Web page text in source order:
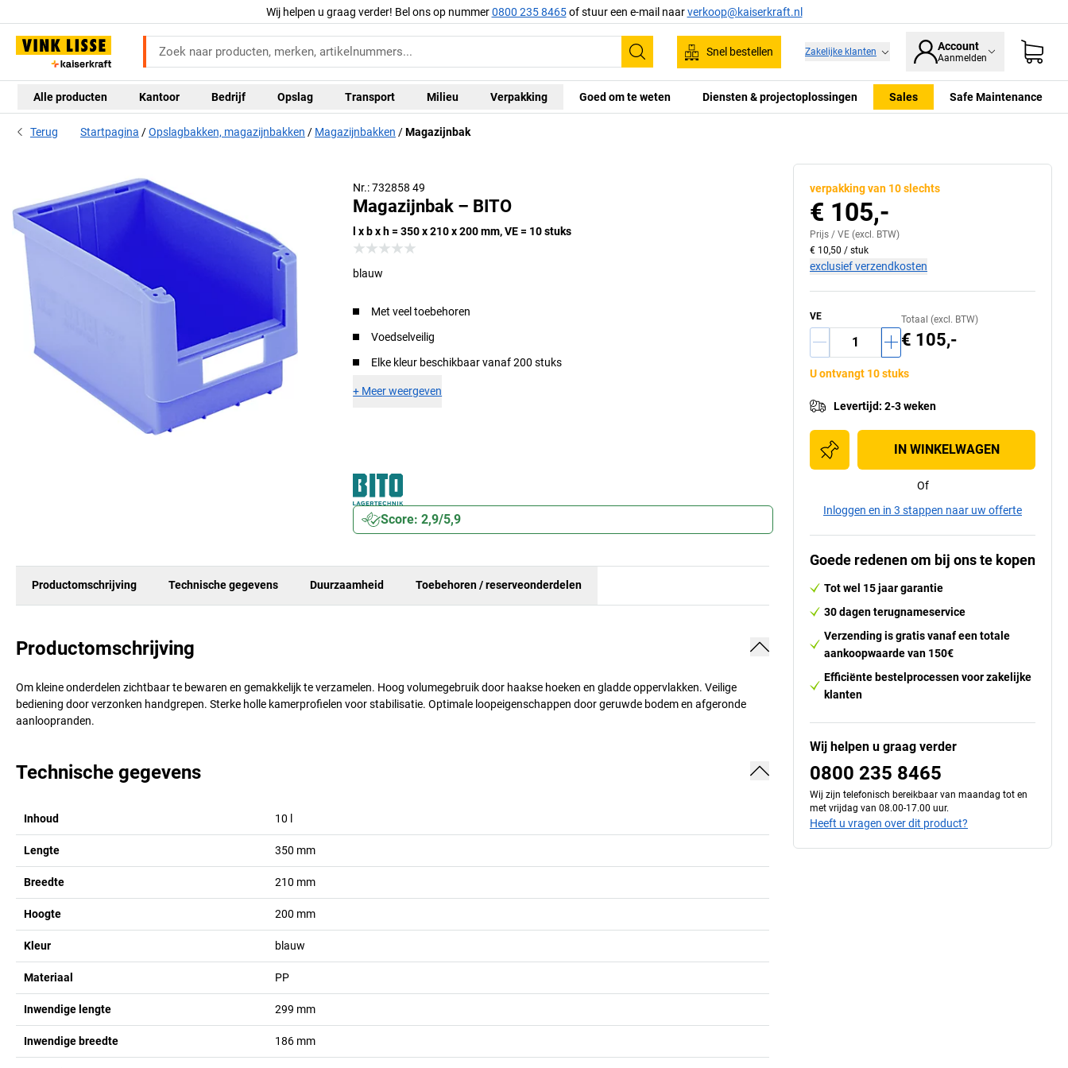
Wij helpen u graag verder! Bel ons op nummer0800 235 8465of stuur een e-mail naarverkoop@kaiserkraft.nl
Zoeken
Snel bestellen Zakelijke klanten Account
Aanmelden
Alle producten Kantoor Bedrijf Opslag Transport Milieu Verpakking Goed om te weten Diensten & projectoplossingen Sales Safe Maintenance
Terug Startpagina Opslagbakken, magazijnbakken Magazijnbakken Magazijnbak
Nr.: 732858 49
Magazijnbak – BITO
l x b x h = 350 x 210 x 200 mm, VE = 10 stuks
blauw
Met veel toebehoren
Voedselveilig
Elke kleur beschikbaar vanaf 200 stuks
+ Meer weergeven
Score: 2,9/5,9
Productomschrijving Technische gegevens Duurzaamheid Toebehoren / reserveonderdelen
Productomschrijving
Om kleine onderdelen zichtbaar te bewaren en gemakkelijk te verzamelen. Hoog volumegebruik door haakse hoeken en gladde oppervlakken. Veilige
bediening door verzonken handgrepen. Sterke holle kamerprofielen voor stabilisatie. Optimale loopeigenschappen door geruwde bodem en afgeronde
aanloopranden.
Technische gegevens
Inhoud 10
Lengte 350 mm
Breedte 210 mm
Hoogte 200 mm
Kleur blauw
Materiaal PP
Inwendige lengte 299 mm
Inwendige breedte 186 mm
verpakking van 10 slechts
€ 105,-
Prijs / VE (excl. BTW)
€ 10,50 / stuk
exclusief verzendkosten
VE Totaal (excl. BTW)
€ 105,-
U ontvangt 10 stuks
Levertijd: 2-3 weken
IN WINKELWAGEN
Of
Inloggen en in 3 stappen naar uw offerte
Goede redenen om bij ons te kopen
Tot wel 15 jaar garantie
30 dagen terugnameservice
Verzending is gratis vanaf een totale
aankoopwaarde van 150€
Efficiënte bestelprocessen voor zakelijke
klanten
Wij helpen u graag verder
0800 235 8465
Wij zijn telefonisch bereikbaar van maandag tot en
met vrijdag van 08.00-17.00 uur.
Heeft u vragen over dit product?